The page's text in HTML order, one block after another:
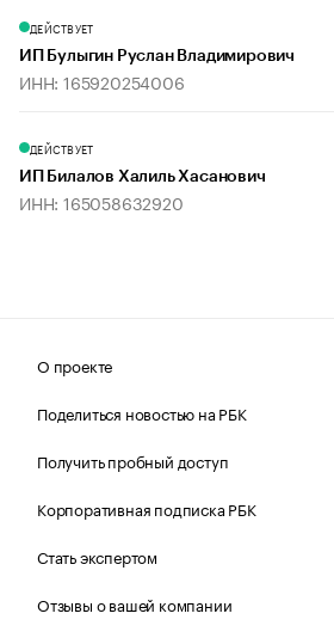
ДЕЙСТВУЕТ
ИП Булыгин Руслан Владимирович
ИНН: 165920254006
ДЕЙСТВУЕТ
ИП Билалов Халиль Хасанович
ИНН: 165058632920
О проекте
Поделиться новостью на РБК
Получить пробный доступ
Корпоративная подписка РБК
Стать экспертом
Отзывы о вашей компании